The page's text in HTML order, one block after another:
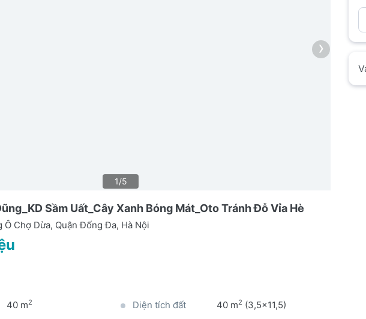
›
1/5
Sầm Uất_Cây Xanh Bóng Mát_Oto Tránh Đỗ Vỉa Hè
Ô Chợ Dừa, Quận Đống Đa, Hà Nội
40 m2 Diện tích đất 40 m2 (3,5x11,5)